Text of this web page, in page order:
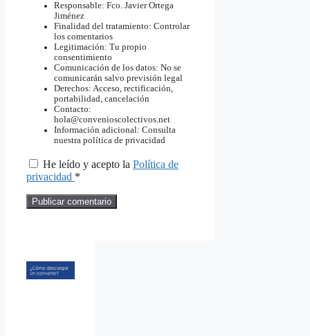
Responsable: Fco. Javier Ortega
Jiménez
Finalidad del tratamiento: Controlar
los comentarios
Legitimación: Tu propio
consentimiento
Comunicación de los datos: No se
comunicarán salvo previsión legal
Derechos: Acceso, rectificación,
portabilidad, cancelación
Contacto:
hola@convenioscolectivos.net
Información adicional: Consulta
nuestra política de privacidad
He leído y acepto la Política de
privacidad *